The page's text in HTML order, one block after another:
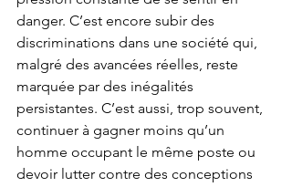
danger. C’est encore subir des
discriminations dans une société qui,
malgré des avancées réelles, reste
marquée par des inégalités
persistantes. C’est aussi, trop souvent,
continuer à gagner moins qu’un
homme occupant le même poste ou
devoir lutter contre des conceptions